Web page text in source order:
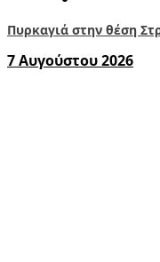
Πυρκαγιά στην θέση
7 Αυγούστου 2026